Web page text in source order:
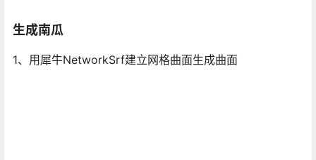
生成南瓜
1、用犀牛NetworkSrf建立网格曲面生成曲面